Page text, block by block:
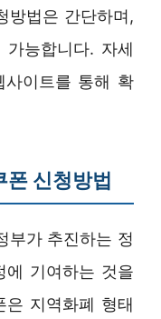
방법은 간단하며,
능합니다. 자세
이트를 통해 확
폰 신청방법
부가 추진하는 정
에 기여하는 것을
은 지역화폐 형태